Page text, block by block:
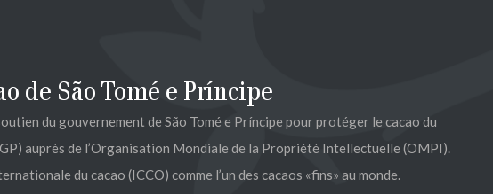
de São Tomé e Príncipe
du gouvernement de São Tomé e Príncipe pour protéger le cacao du
auprès de l’Organisation Mondiale de la Propriété Intellectuelle (OMPI).
du cacao (ICCO) comme l’un des cacaos «fins» au monde.